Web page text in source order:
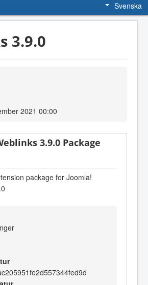
Svenska
3.9.0
2021 00:00
3.9.0 Package
package for Joomla!